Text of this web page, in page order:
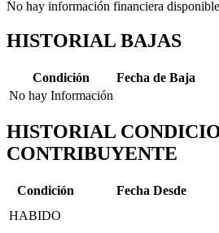
No hay información financiera disponible
HISTORIAL BAJAS
Condición
Fecha de Baja
No hay Información
HISTORIAL
CONTRIBUYENTE
Condición Fecha Desde
HABIDO